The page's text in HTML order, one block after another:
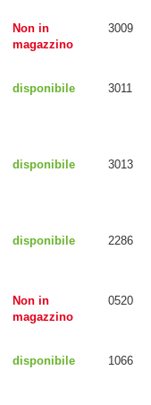
Non in
magazzino
3009
disponibile 3011
disponibile 3013
disponibile 2286
Non in
magazzino
0520
disponibile 1066